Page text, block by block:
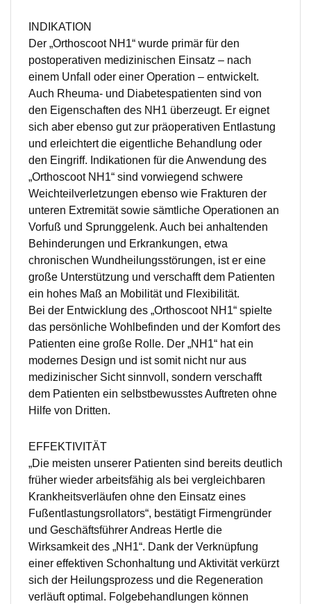
INDIKATION
Der „Orthoscoot NH1“ wurde primär für den
postoperativen medizinischen Einsatz – nach
einem Unfall oder einer Operation – entwickelt.
Auch Rheuma- und Diabetespatienten sind von
den Eigenschaften des NH1 überzeugt. Er eignet
sich aber ebenso gut zur präoperativen Entlastung
und erleichtert die eigentliche Behandlung oder
den Eingriff. Indikationen für die Anwendung des
„Orthoscoot NH1“ sind vorwiegend schwere
Weichteilverletzungen ebenso wie Frakturen der
unteren Extremität sowie sämtliche Operationen an
Vorfuß und Sprunggelenk. Auch bei anhaltenden
Behinderungen und Erkrankungen, etwa
chronischen Wundheilungsstörungen, ist er eine
große Unterstützung und verschafft dem Patienten
ein hohes Maß an Mobilität und Flexibilität.
Bei der Entwicklung des „Orthoscoot NH1“ spielte
das persönliche Wohlbefinden und der Komfort des
Patienten eine große Rolle. Der „NH1“ hat ein
modernes Design und ist somit nicht nur aus
medizinischer Sicht sinnvoll, sondern verschafft
dem Patienten ein selbstbewusstes Auftreten ohne
Hilfe von Dritten.
EFFEKTIVITÄT
„Die meisten unserer Patienten sind bereits deutlich
früher wieder arbeitsfähig als bei vergleichbaren
Krankheitsverläufen ohne den Einsatz eines
Fußentlastungsrollators“, bestätigt Firmengründer
und Geschäftsführer Andreas Hertle die
Wirksamkeit des „NH1“. Dank der Verknüpfung
einer effektiven Schonhaltung und Aktivität verkürzt
sich der Heilungsprozess und die Regeneration
verläuft optimal. Folgebehandlungen können